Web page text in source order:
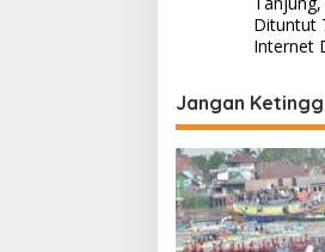
s
n
a
v
i
g
Dituntut
Internet
Jangan